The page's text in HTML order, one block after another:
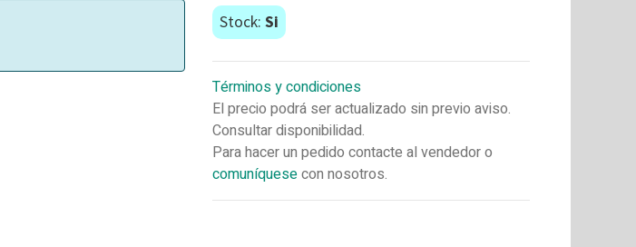
Stock: Si
Términos y condiciones
El precio podrá ser actualizado sin previo aviso.
Consultar disponibilidad.
Para hacer un pedido contacte al vendedor o
comuníquesecon nosotros.